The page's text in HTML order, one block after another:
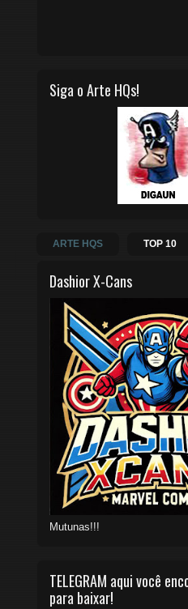
Siga o Arte HQs!
ARTE HQS TOP 10
Dashior X-Cans
Mutunas!!!
TELEGRAM aqui você
para baixar!